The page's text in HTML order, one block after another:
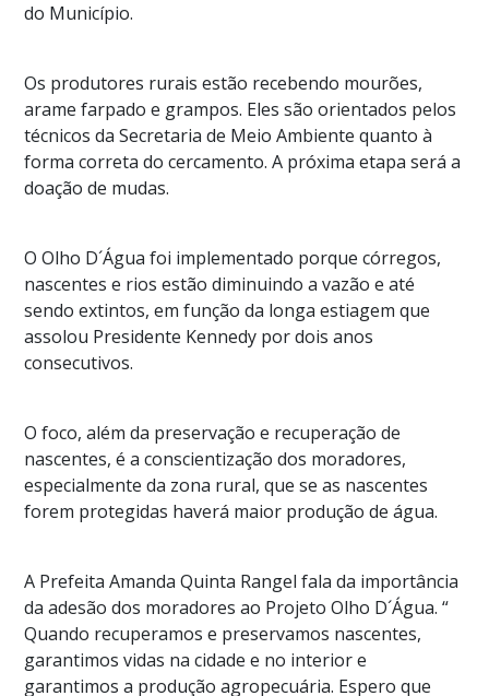
do Município.
Os produtores rurais estão recebendo mourões,
arame farpado e grampos. Eles são orientados pelos
técnicos da Secretaria de Meio Ambiente quanto à
forma correta do cercamento. A próxima etapa será a
doação de mudas.
O Olho D´Água foi implementado porque córregos,
nascentes e rios estão diminuindo a vazão e até
sendo extintos, em função da longa estiagem que
assolou Presidente Kennedy por dois anos
consecutivos.
O foco, além da preservação e recuperação de
nascentes, é a conscientização dos moradores,
especialmente da zona rural, que se as nascentes
forem protegidas haverá maior produção de água.
A Prefeita Amanda Quinta Rangel fala da importância
da adesão dos moradores ao Projeto Olho D´Água. “
Quando recuperamos e preservamos nascentes,
garantimos vidas na cidade e no interior e
garantimos a produção agropecuária. Espero que